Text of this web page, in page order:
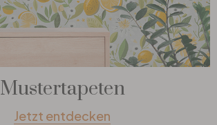
Mustertapeten
Jetzt entdecken